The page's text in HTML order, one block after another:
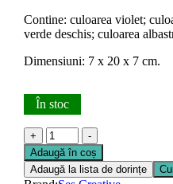
Contine: culoarea violet;
verde deschis; culoarea
Dimensiuni: 7 x 20 x 7 cm.
În stoc
+
Cantitate
Set
acuarele
pasta
-
Adaugă în coș
Adaugă la lista de dorințe